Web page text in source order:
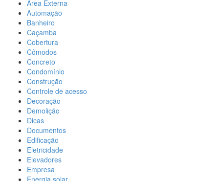
Área Externa
Automação
Banheiro
Caçamba
Cobertura
Cômodos
Concreto
Condomínio
Construção
Controle de acesso
Decoração
Demolição
Dicas
Documentos
Edificação
Eletricidade
Elevadores
Empresa
Energia solar